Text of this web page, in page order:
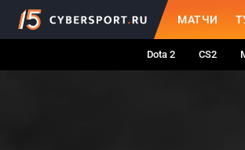
МАТЧИ
Dota 2 CS2